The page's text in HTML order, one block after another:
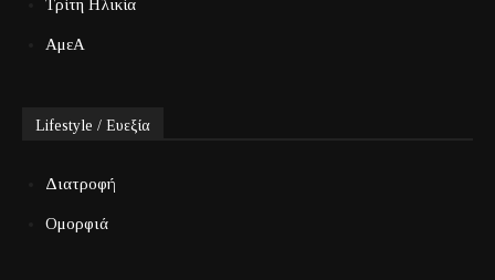
Τρίτη Ηλικία
ΑμεΑ
Lifestyle / Ευεξία
Διατροφή
Ομορφιά